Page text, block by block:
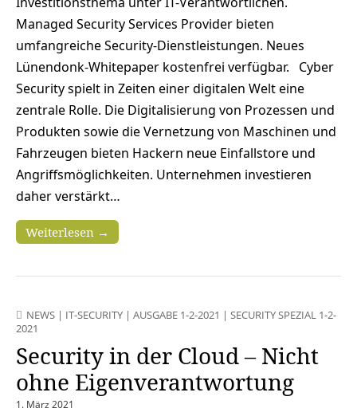
Managed Security Services Provider bieten
umfangreiche Security-Dienstleistungen. Neues
Lünendonk-Whitepaper kostenfrei verfügbar. Cyber
Security spielt in Zeiten einer digitalen Welt eine
zentrale Rolle. Die Digitalisierung von Prozessen und
Produkten sowie die Vernetzung von Maschinen und
Fahrzeugen bieten Hackern neue Einfallstore und
Angriffsmöglichkeiten. Unternehmen investieren
daher verstärkt…
Weiterlesen →
NEWS | IT-SECURITY | AUSGABE 1-2-2021 | SECURITY SPEZIAL 1-2-
2021
Security in der Cloud – Nicht
ohne Eigenverantwortung
1. März 2021